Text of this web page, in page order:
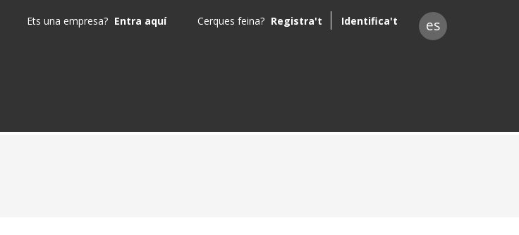
Ets una empresa? Entra aquí Cerques feina? Registra't Identifica't es